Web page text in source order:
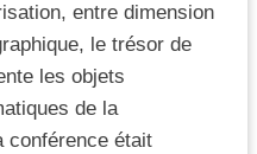
entre dimension
le trésor de
les objets
de la
conférence était